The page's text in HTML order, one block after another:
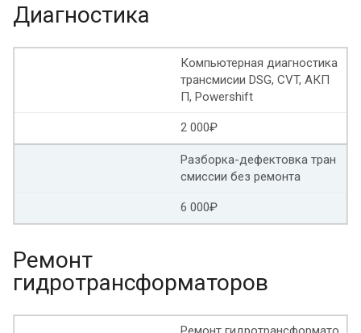
Сброс адаптации АКПП Мерседес
Адаптация АКПП Вольво хс70
Адаптация АКПП Вольво хс60
Адаптация АКПП Вольво хс90
Адаптация АКПП Опель астра
Адаптация АКПП Aisin 09g
Диагностика
Компьютерная диагностика
трансмисии DSG, CVT, АКП
П, Powershift
2 000₽
Разборка-дефектовка тран
смиссии без ремонта
6 000₽
Ремонт
гидротрансформаторов